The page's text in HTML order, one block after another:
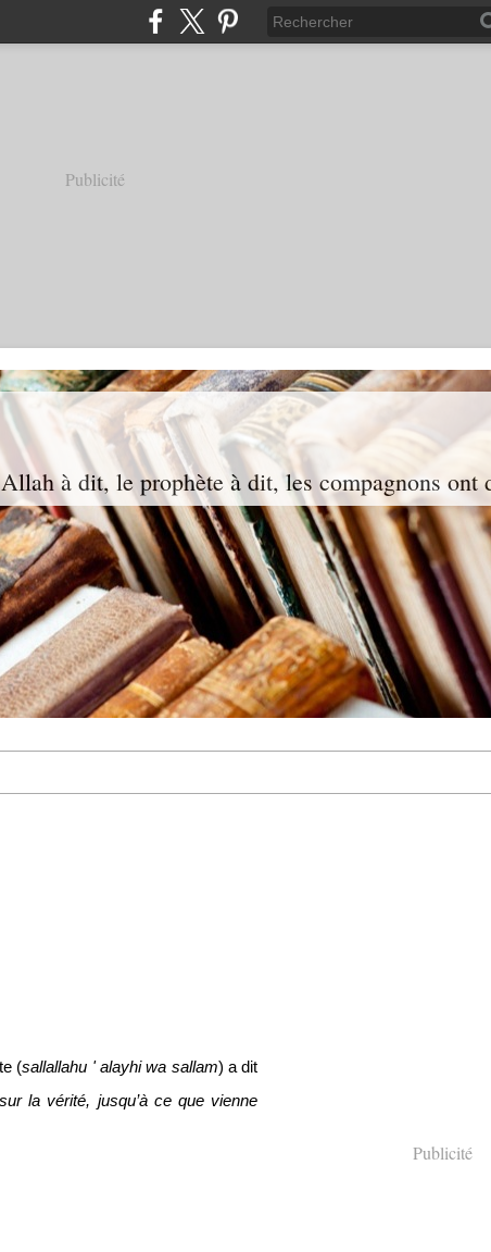
Publicité
Allah à dit, le prophète à dit, les compagnons
(sallallahu ' alayhi wa sallam) a dit
la vérité, jusqu’à ce que vienne
Publicité